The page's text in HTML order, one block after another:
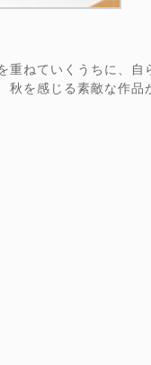
重ねていくうちに、自
秋を感じる素敵な作品